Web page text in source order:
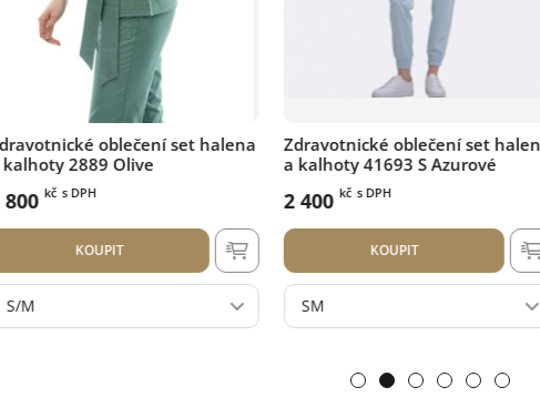
Zdravotnické oblečení set halena
a kalhoty 41693 S Azurové
2 400 kč s DPH
KOUPIT
SM
Zdravotnické oblečení set
a kalhoty 1981 Bílý
1 650 kč s DPH
KOUPIT
XXS